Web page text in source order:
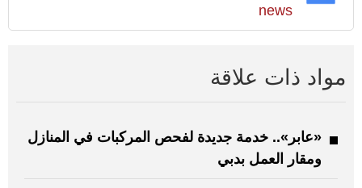
news
مواد ذات علاقة
«عابر».. خدمة جديدة لفحص المركبات في المنازل
ومقار العمل بدبي